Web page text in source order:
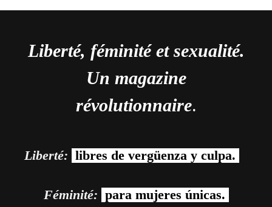
Liberté, féminité et sexualité.
Un magazine
révolutionnaire.
Liberté: libres de vergüenza y culpa.
Féminité: para mujeres únicas.